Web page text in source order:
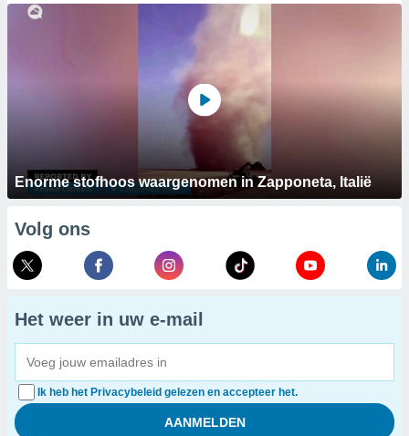
Enorme stofhoos waargenomen in Zapponeta, Italië
Volg ons
Het weer in uw e-mail
Ik heb het Privacybeleid gelezen en accepteer het.